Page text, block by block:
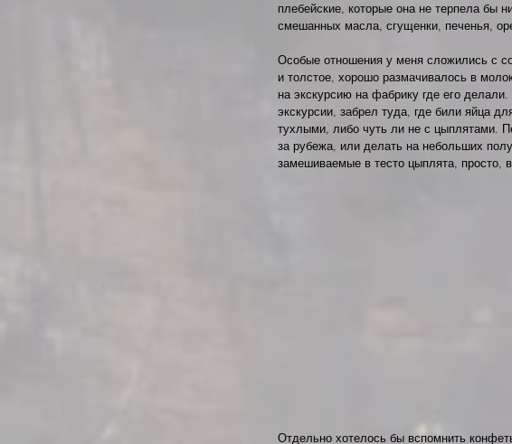
плебейские, которые она не терпела бы
смешанных масла, сгущенки, печенья,
Особые отношения у меня сложились с
и толстое, хорошо размачивалось в
на экскурсию на фабрику где его
экскурсии, забрел туда, где били яйца
тухлыми, либо чуть ли не с цыплятами.
за рубежа, или делать на небольших
замешиваемые в тесто цыплята, просто,
Отдельно хотелось бы вспомнить